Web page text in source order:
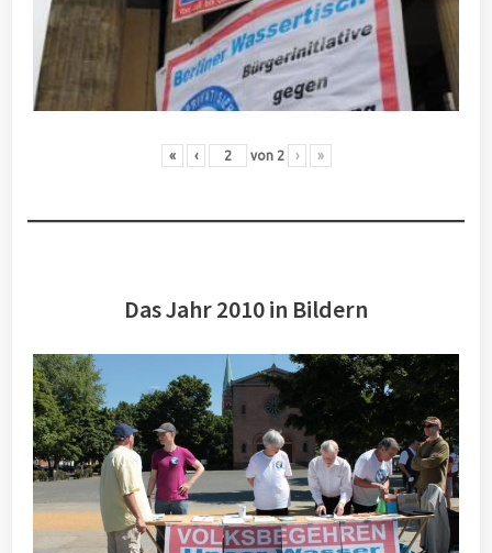
« ‹ von 2 › »
Das Jahr 2010 in Bildern